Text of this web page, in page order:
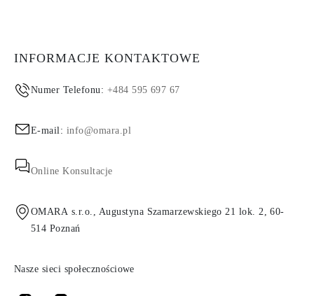
INFORMACJE KONTAKTOWE
Numer Telefonu: +484 595 697 67
E-mail: info@omara.pl
Online Konsultacje
OMARA s.r.o., Augustyna Szamarzewskiego 21 lok. 2, 60-
514 Poznań
Nasze sieci społecznościowe